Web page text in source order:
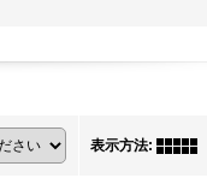
表示方法: